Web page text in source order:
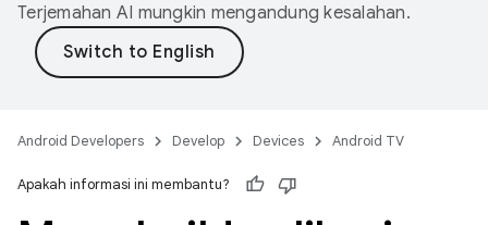
Terjemahan AI mungkin mengandung kesalahan.
Android Developers Develop Devices Android TV
Apakah informasi ini membantu?